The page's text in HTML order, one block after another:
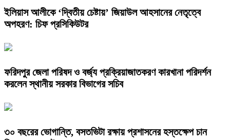
ইলিয়াস আলীকে ‘দ্বিতীয় চেষ্টায়’ জিয়াউল আহসানের নেতৃত্বে
অপহরণ: চিফ প্রসিকিউটর
ফরিদপুর জেলা পরিষদ ও বর্জ্য প্রক্রিয়াজাতকরণ কারখানা পরিদর্শন
করলেন স্থানীয় সরকার বিভাগের সচিব
৩০ বছরের ভোগান্তি, বসতভিটা রক্ষায় প্রশাসনের হস্তক্ষেপ চান